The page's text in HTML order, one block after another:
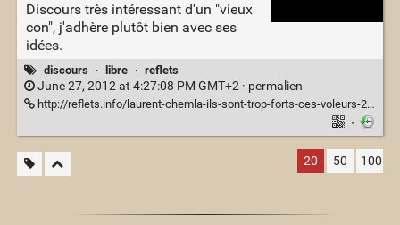
Discours très intéressant d'un "vieux
con", j'adhère plutôt bien avec ses
idées.
discours · libre · reflets
June 27, 2012 at 4:27:08 PM GMT+2 · permalien
http://reflets.info/laurent-chemla-ils-sont-trop-forts-ces-voleurs-2-0/
·
20 50 100